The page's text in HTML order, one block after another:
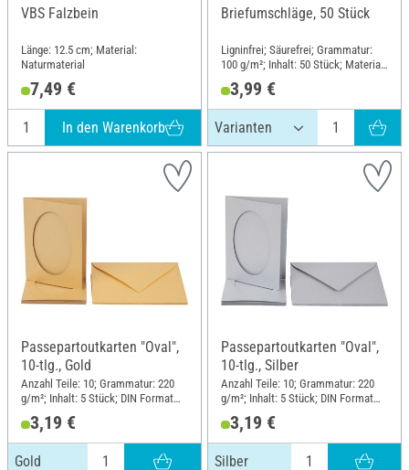
VBS Falzbein
Länge: 12.5 cm; Material:
Naturmaterial
7,49 €
In den Warenkorb
Briefumschläge, 50 Stück
Ligninfrei; Säurefrei; Grammatur:
100 g/m²; Inhalt: 50 Stück; Material:
3,99 €
Passepartoutkarten "Oval",
10-tlg., Gold
Anzahl Teile: 10; Grammatur: 220
g/m²; Inhalt: 5 Stück; DIN Format
3,19 €
Gold
Passepartoutkarten "Oval",
10-tlg., Silber
Anzahl Teile: 10; Grammatur: 220
g/m²; Inhalt: 5 Stück; DIN Format
3,19 €
Silber